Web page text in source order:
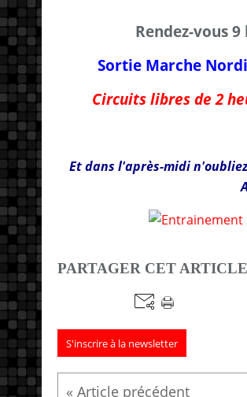
Rendez-vous
Sortie Marche
Circuits libres de 2
Et dans l'après-midi
PARTAGER CET ARTICLE
S'inscrire à la newsletter